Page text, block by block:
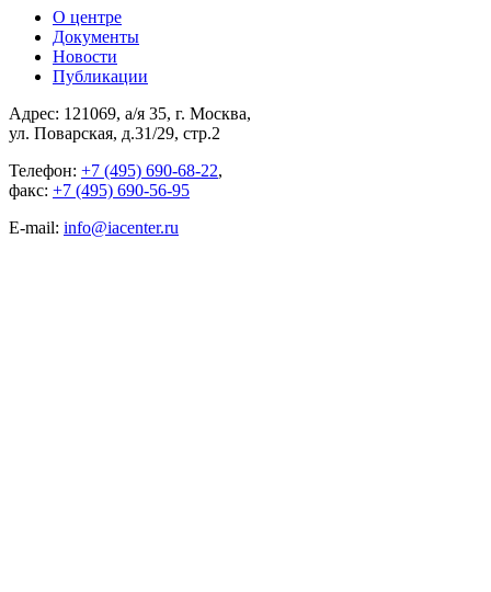
О центре
Документы
Новости
Публикации
Адрес: 121069, а/я 35, г. Москва,
ул. Поварская, д.31/29, стр.2
Телефон: +7 (495) 690-68-22,
факс: +7 (495) 690-56-95
E-mail: info@iacenter.ru